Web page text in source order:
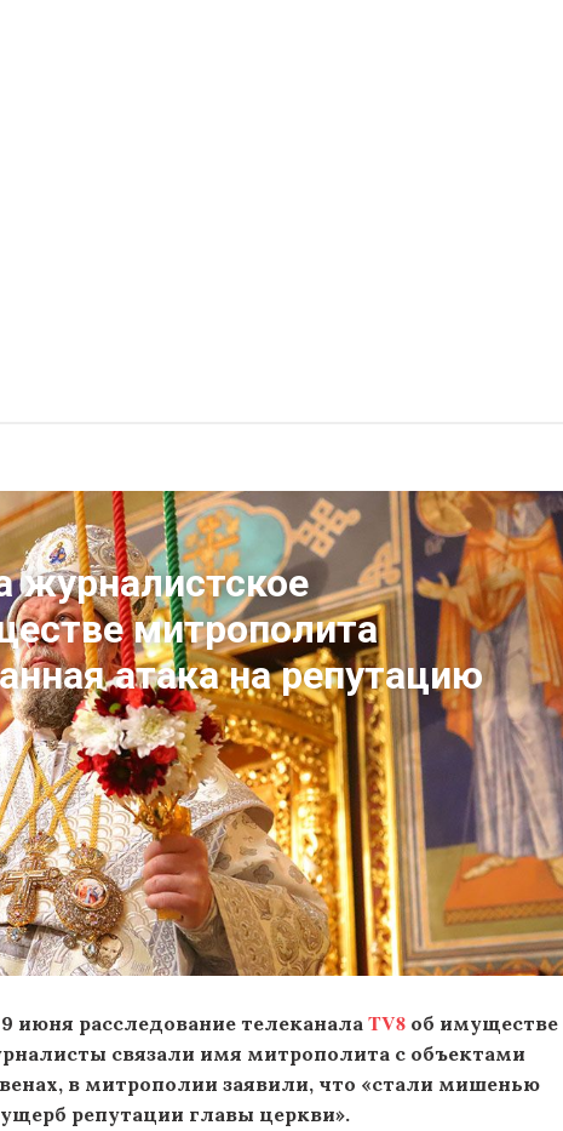
журналистское
митрополита
атака на репутацию
расследование телеканала TV8 об имуществе
связали имя митрополита с объектами
в митрополии заявили, что «стали мишенью
репутации главы церкви».